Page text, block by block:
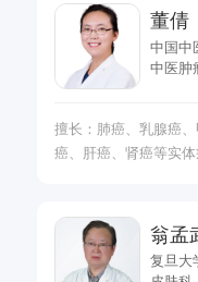
董倩
中国中
中医肿
擅长：肺癌、乳腺癌
癌、肝癌、肾癌等实
（如糖尿病、冠心病
养。
翁孟
复旦大